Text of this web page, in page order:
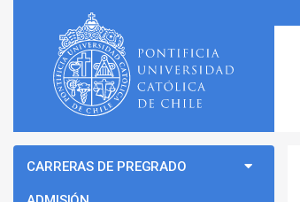
CARRERAS DE PREGRADO